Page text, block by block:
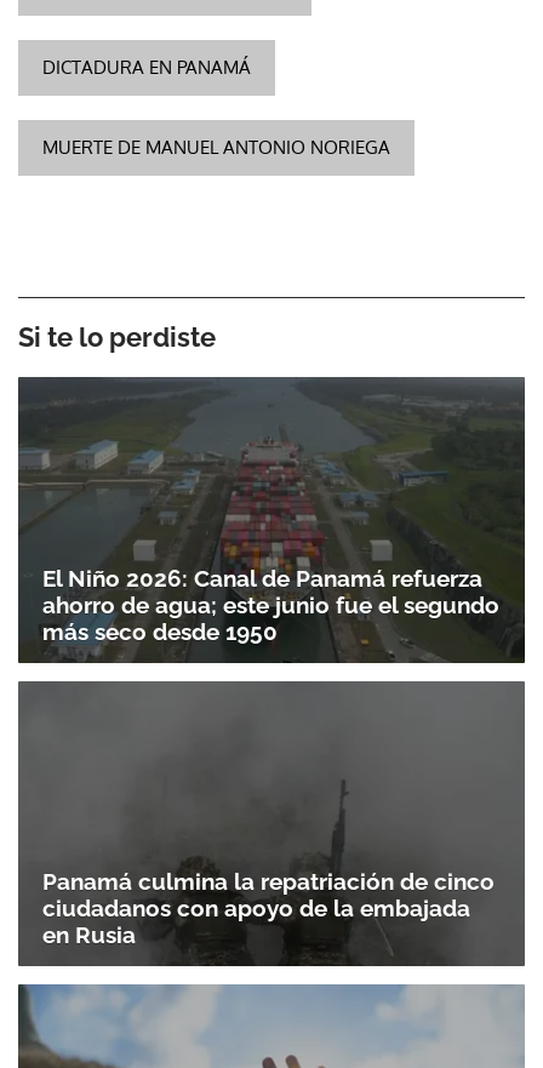
DICTADURA EN PANAMÁ
MUERTE DE MANUEL ANTONIO NORIEGA
Si te lo perdiste
El Niño 2026: Canal de Panamá refuerza
ahorro de agua; este junio fue el segundo
más seco desde 1950
Panamá culmina la repatriación de cinco
ciudadanos con apoyo de la embajada
en Rusia